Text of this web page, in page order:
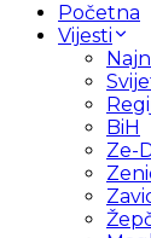
Početna
Vijesti
BiH
Ze-